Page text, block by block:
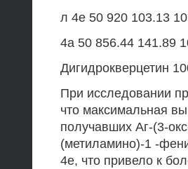
л 4е 50 920 103.13
4а 50 856.44 141.89
Дигидрокверцетин
При исследовании
что максимальная
получавших Аг-(3-
(метиламино)-1 -
4е, что привело к